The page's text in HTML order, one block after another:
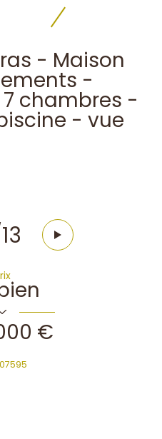
- Maison
-
7 chambres -
- vue
13
€